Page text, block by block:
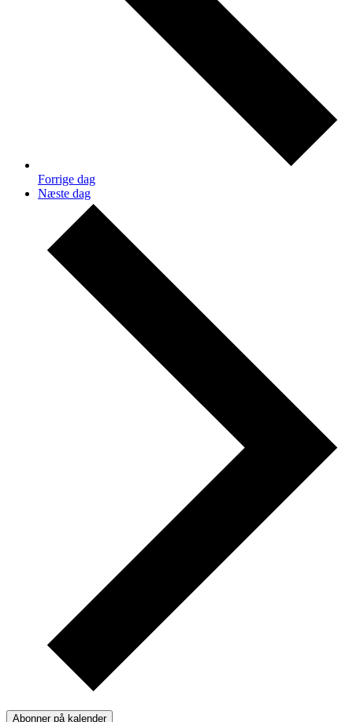
Forrige dag
Næste dag
Abonner på kalender